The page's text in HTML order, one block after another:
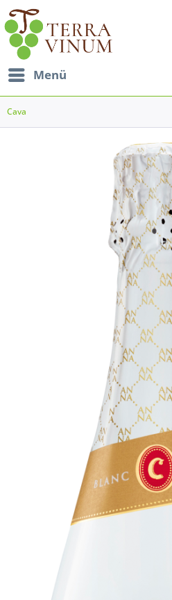
Menü
Cava